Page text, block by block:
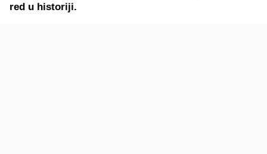
red u historiji.